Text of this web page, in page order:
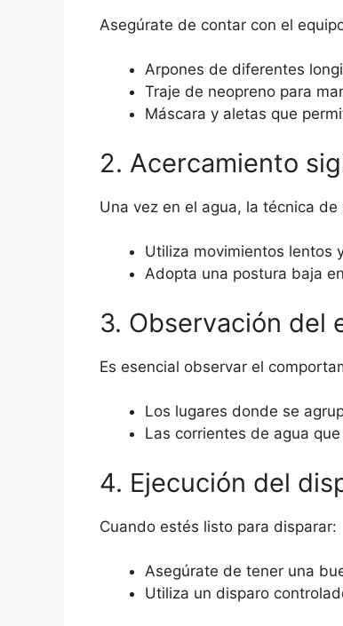
Asegúrate de contar con el
Arpones de diferentes
Traje de neopreno para
Máscara y aletas que
2. Acercamiento
Una vez en el agua, la técnica
Utiliza movimientos lentos
Adopta una postura baja
3. Observación del
Es esencial observar el
Los lugares donde se
Las corrientes de agua
4. Ejecución del
Cuando estés listo para disparar:
Asegúrate de tener una
Utiliza un disparo